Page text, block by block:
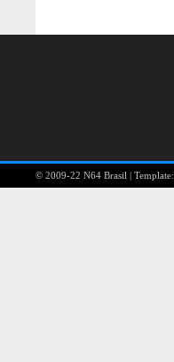
© 2009-22 N64 Brasil | Template: